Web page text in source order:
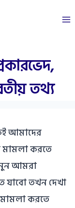
তথ্য
আমাদের
করতে
আমরা
যাবো তখন দেখা
করতে